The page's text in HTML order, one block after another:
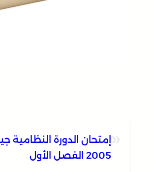
إمتحان الدورة النظامية
2005 الفصل الأول